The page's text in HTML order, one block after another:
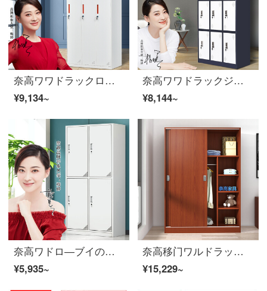
奈高ワワドラックロッカーロッカーには、寮の鍵をかけるバスルームのロッカーがあります。三つの更衣室の純白豪華な厚手のオレンジの取っ手がついています。
¥9,134~
奈高ワワドラックジムの浴室従業員棚に9つのワルドラックのカバーを取り外す
¥8,144~
奈高ワドロ―ブイの鉄の皮の箱の保管物の食器棚の下駄箱の4つのワ―ドロ―ブブの厚い金
¥5,935~
奈高移门ワルドラック现代简约箪笥木板式ワドラックコンボボックス柚木色1800*1200*500
¥15,229~